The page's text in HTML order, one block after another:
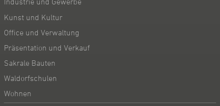
Kunst und Kultur
Office und Verwaltung
Präsentation und Verkauf
Sakrale Bauten
Waldorfschulen
Wohnen